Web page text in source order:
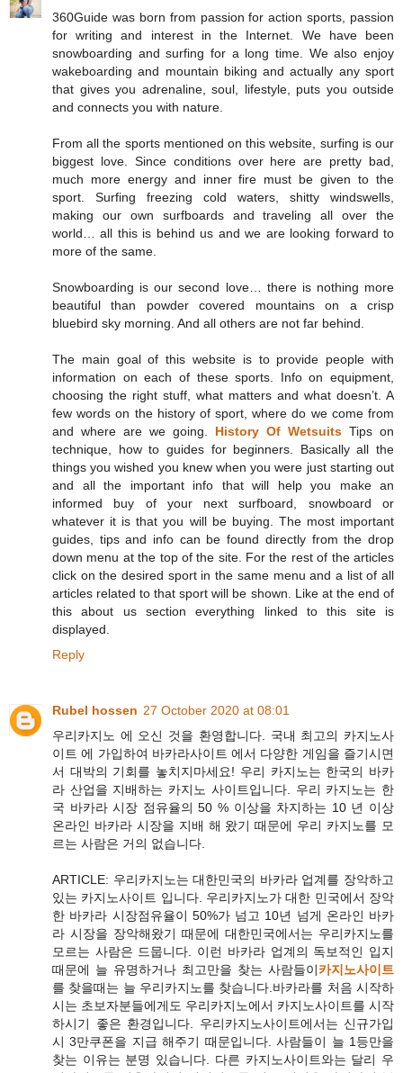
360Guide was born from passion for action sports, passion
for writing and interest in the Internet. We have been
snowboarding and surfing for a long time. We also enjoy
wakeboarding and mountain biking and actually any sport
that gives you adrenaline, soul, lifestyle, puts you outside
and connects you with nature.
From all the sports mentioned on this website, surfing is our
biggest love. Since conditions over here are pretty bad,
much more energy and inner fire must be given to the
sport. Surfing freezing cold waters, shitty windswells,
making our own surfboards and traveling all over the
world… all this is behind us and we are looking forward to
more of the same.
Snowboarding is our second love… there is nothing more
beautiful than powder covered mountains on a crisp
bluebird sky morning. And all others are not far behind.
The main goal of this website is to provide people with
information on each of these sports. Info on equipment,
choosing the right stuff, what matters and what doesn’t. A
few words on the history of sport, where do we come from
and where are we going. History Of Wetsuits Tips on
technique, how to guides for beginners. Basically all the
things you wished you knew when you were just starting out
and all the important info that will help you make an
informed buy of your next surfboard, snowboard or
whatever it is that you will be buying. The most important
guides, tips and info can be found directly from the drop
down menu at the top of the site. For the rest of the articles
click on the desired sport in the same menu and a list of all
articles related to that sport will be shown. Like at the end of
this about us section everything linked to this site is
displayed.
Reply
Rubel hossen 27 October 2020 at 08:01
우리카지노 에 오신 것을 환영합니다. 국내 최고의 카지노사
이트 에 가입하여 바카라사이트 에서 다양한 게임을 즐기시면
서 대박의 기회를 놓치지마세요! 우리 카지노는 한국의 바카
라 산업을 지배하는 카지노 사이트입니다. 우리 카지노는 한
국 바카라 시장 점유율의 50 % 이상을 차지하는 10 년 이상
온라인 바카라 시장을 지배 해 왔기 때문에 우리 카지노를 모
르는 사람은 거의 없습니다.
ARTICLE: 우리카지노는 대한민국의 바카라 업계를 장악하고
있는 카지노사이트 입니다. 우리카지노가 대한 민국에서 장악
한 바카라 시장점유율이 50%가 넘고 10년 넘게 온라인 바카
라 시장을 장악해왔기 때문에 대한민국에서는 우리카지노를
모르는 사람은 드뭅니다. 이런 바카라 업계의 독보적인 입지
때문에 늘 유명하거나 최고만을 찾는 사람들이카지노사이트
를 찾을때는 늘 우리카지노를 찾습니다.바카라를 처음 시작하
시는 초보자분들에게도 우리카지노에서 카지노사이트를 시작
하시기 좋은 환경입니다. 우리카지노사이트에서는 신규가입
시 3만쿠폰을 지급 해주기 때문입니다. 사람들이 늘 1등만을
찾는 이유는 분명 있습니다. 다른 카지노사이트와는 달리 우